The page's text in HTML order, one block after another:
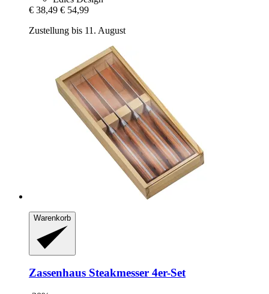
€ 38,49 € 54,99
Zustellung bis 11. August
Warenkorb
Zassenhaus Steakmesser 4er-​Set